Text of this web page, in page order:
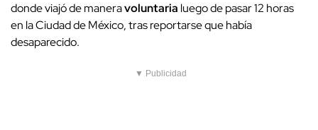
donde viajó de maneravoluntaria luego de pasar 12 horas
en la Ciudad de México, tras reportarse que había
desaparecido.
▼ Publicidad